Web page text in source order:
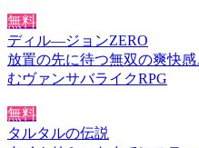
無料
ディル―ジョンZERO
放置の先に待つ無双の爽快
むヴァンサバライクRPG
無料
タルタルの伝説